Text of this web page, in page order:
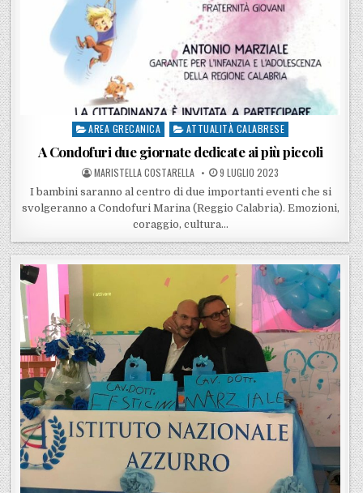
Posted in
AREA GRECANICA ATTUALITÀ CALABRESE
A Condofuri due giornate dedicate ai più piccoli
POSTED BY
MARISTELLA COSTARELLA POSTED ON
9 LUGLIO 2023
I bambini saranno al centro di due importanti eventi che si
svolgeranno a Condofuri Marina (Reggio Calabria). Emozioni,
coraggio, cultura…